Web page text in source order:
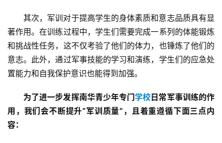
关
于
我
们
资
力
其次，军训对于提高学生的身体素质和意志品质具有显
著作用。在训练过程中，学生们需要完成一系列的体能锻炼
和挑战性任务，这不仅考验了他们的体力，也锤炼了他们的
意志。此外，通过军事技能的学习和演练，学生们的应急处
置能力和自我保护意识也能得到加强。
为了进一步发挥南华青少年专门学校 日常军事训练的作
用，我们会不断提升“军训质量”，且着重遵循下面三点内
容：